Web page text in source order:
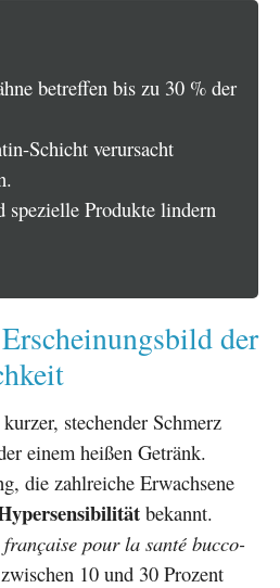
betreffen bis zu 30 % der
Schicht verursacht
spezielle Produkte lindern
der
stechender Schmerz
einem heißen Getränk.
die zahlreiche Erwachsene
bekannt.
pour la santé bucco-
10 und 30 Prozent